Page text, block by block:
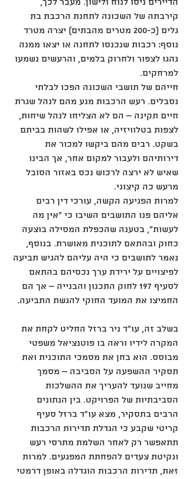
הדיירים ניסו לנוח ולישון. מעבר לכך,
קירבתה של השכונה לתחנת הרכבת בת
גלים (כ-200 מטרים מהבתים) יצרה מטרד
נוסף: רכבות שנכנסו לתחנה או יצאו ממנה
נהגו לצפור ולחרוק בלמים, והרעשים נשמעו
למרחקים.
חייהם של תושבי השכונה הפכו לבלתי
נסבלים. רעש הרכבות מנע מהם לנהל שגרת
חיים תקינה – הם לא הצליחו לנהל שיחות,
לצפות בטלוויזיה, או אפילו לשהות בביתם
בשקט. רבים מהם ביקשו למכור את
דירותיהם ולעבור למקום אחר, אך הבינו
שאיש לא ירצה לרכוש נכס באזור הסובל
מרעש כה קיצוני.
למרות הפגיעה הקשה, עורכי דין רבים
אליהם פנו התושבים השיבו כי "אין מה
לעשות", בטענה שהכפלת המסילה בוצעה
כחוק ובהתאם לתוכנית מאושרת. בנוסף,
נאמר לתושבים כי היה עליהם להגיש תביעה
לפיצויים על ירידת ערך נכסיהם בהתאם
לסעיף 197 לחוק התכנון והבנייה – אך הם
החמיצו את המועד החוקי להגשת התביעה.
בשלב זה, עו"ד ניר ברזל החליט לקחת את
המקרה לידיו וראה בו פוטנציאל משפטי
מבוסס. הוא בחן את מסמכי התוכנית ואת
תסקיר ההשפעה על הסביבה – מסמך
מחייב שנועד להעריך את ההשלכות
הסביבתיות של הפרויקט. בין הנתונים
הרבים בתסקיר, מצא עו"ד ברזל סעיף
קריטי שקבע כי הגדלת תדירות הרכבות
תתאפשר רק לאחר השלמת מתרסי רעש
ונקיטת צעדים להפחתת המפגעים. למרות
זאת, תדירות הרכבות הוגדלה באופן דרמטי